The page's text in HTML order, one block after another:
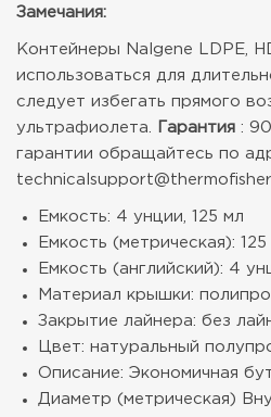
Замечания:
Контейнеры Nalgene LDPE,
использоваться для
следует избегать прямого
ультрафиолета.
Гарантия :
гарантии обращайтесь по
Емкость: 4 унции, 125 мл
Емкость (метрическая): 125
Емкость (английский): 4
Материал крышки:
Закрытие лайнера: без
Цвет: натуральный
Описание: Экономичная
Диаметр (метрическая)